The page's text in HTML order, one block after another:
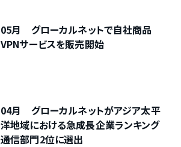
05月 グローカルネットで自社商品
VPNサービスを販売開始
04月 グローカルネットがアジア太平
洋地域における急成長企業ランキング
通信部門2位に選出